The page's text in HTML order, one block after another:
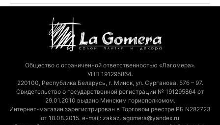
Общество с ограниченной ответственностью «Лагомера».
УНП 191295864.
220100, Республика Беларусь, г. Минск, ул. Сурганова, 57б – 97.
Свидетельство о государственной регистрации № 191295864 от
29.01.2010 выдано Минским горисполкомом.
Интернет-магазин зарегистрирован в Торговом реестре РБ N282723
от 18.08.2015. e-mail: zakaz.lagomera@yandex.ru